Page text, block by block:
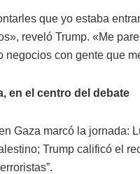
que yo estaba
reveló Trump. «Me
negocios con gente que
en el centro del debate
Gaza marcó la jornada:
Trump calificó el